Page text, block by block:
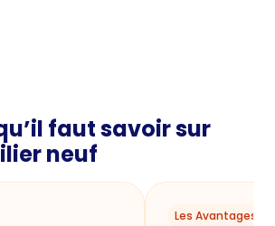
faut savoir sur
neuf
Les Avantages